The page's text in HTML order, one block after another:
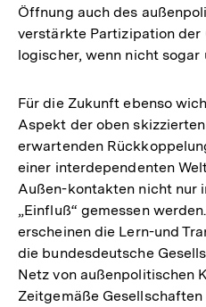
Öffnung auch des
verstärkte Partizipation der
logischer, wenn nicht
Für die Zukunft ebenso
Aspekt der oben
erwartenden
einer interdependenten
Außen-kontakten nicht nur
„Einfluß“ gemessen
erscheinen die Lern-und
die bundesdeutsche
Netz von außenpolitischen
Zeitgemäße